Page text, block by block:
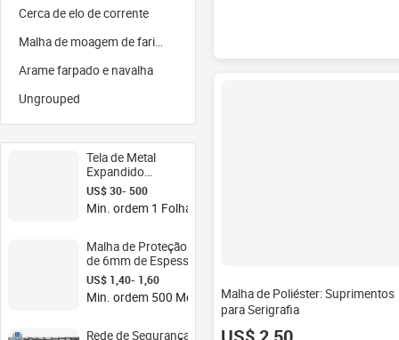
Cerca de elo de corrente
Arame farpado e navalha
Ungrouped
Tela de Metal
Expandido
Galvanizado
US$ 30- 500
Min. ordem 1 Folha
Malha de Proteção de Rocha HDPE
de 6mm de Espessura, Alta
Resistência ao Impacto, para
Tubulações de Enterramento
Profundo, Projetada para
US$ 1,40- 1,60
Min. ordem 500 Metros quadrados
Rede de Segurança de Alto
Malha de Poliéster: Suprimentos
para Serigrafia